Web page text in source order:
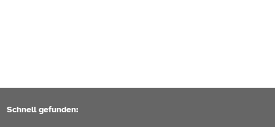
Schnell gefunden: